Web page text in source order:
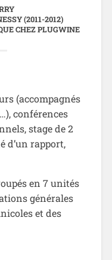
(2011-2012)
CHEZ PLUGWINE
(accompagnés
conférences
stage de 2
d’un rapport,
en 7 unités
générales
et des